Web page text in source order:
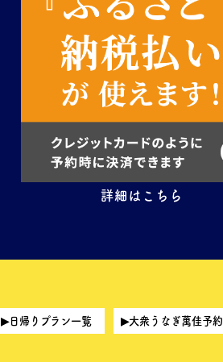
詳細はこちら
▶日帰りプラン一覧 ▶大衆うなぎ萬佳予約